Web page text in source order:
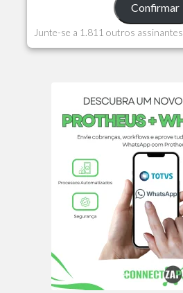
Confirmar
Junte-se a 1.811 outros assinantes